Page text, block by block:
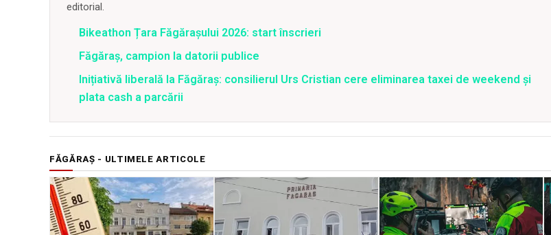
editorial.
Bikeathon Țara Făgărașului 2026: start înscrieri
Făgăraș, campion la datorii publice
Inițiativă liberală la Făgăraș: consilierul Urs Cristian cere eliminarea taxei de weekend și
plata cash a parcării
FĂGĂRAȘ - ULTIMELE ARTICOLE